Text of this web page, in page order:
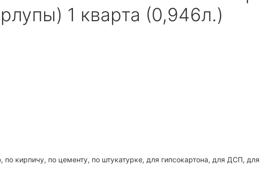
1 кварта (0,946л.)
по кирпичу, по цементу, по штукатурке, для гипсокартона, для ДСП,